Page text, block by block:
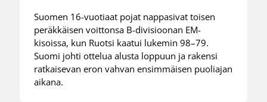
Suomen 16-vuotiaat pojat nappasivat toisen
peräkkäisen voittonsa B-divisioonan EM-
kisoissa, kun Ruotsi kaatui lukemin 98–79.
Suomi johti ottelua alusta loppuun ja rakensi
ratkaisevan eron vahvan ensimmäisen puoliajan
aikana.